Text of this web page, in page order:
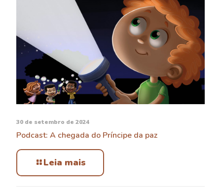
30 de setembro de 2024
Podcast: A chegada do Príncipe da paz
Leia mais